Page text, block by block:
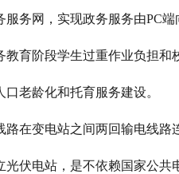
服务网，实现政务服务由PC
教育阶段学生过重作业负担和
口老龄化和托育服务建设。
路在变电站之间两回输电线路
光伏电站，是不依赖国家公